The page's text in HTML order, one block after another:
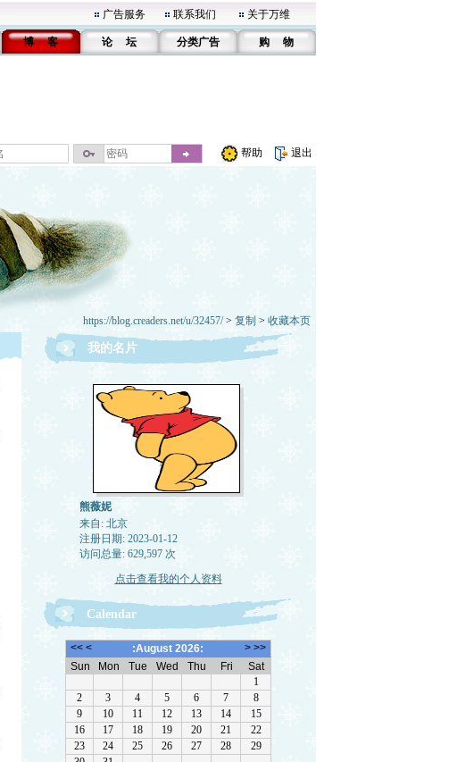
广告服务 联系我们 关于万维
博 客 论 坛 分类广告 购 物
帮助 退出
https://blog.creaders.net/u/32457/> 复制 > 收藏本页
我的名片
熊薇妮
来自: 北京
注册日期: 2023-01-12
访问总量: 629,597 次
点击查看我的个人资料
Calendar